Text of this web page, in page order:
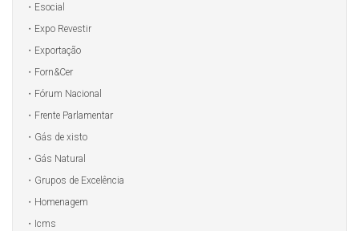
Esocial
Expo Revestir
Exportação
Forn&Cer
Fórum Nacional
Frente Parlamentar
Gás de xisto
Gás Natural
Grupos de Excelência
Homenagem
Icms